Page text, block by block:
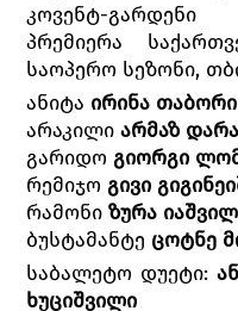
კოვენტ-გარდენი
პრემიერა
საოპერო სეზონი,
ანიტა ირინა
არაკილიარმაზ
გარიდო გიორგი
რემიჯო გივი
რამონიზურა
ბუსტამანტე ცოტნე
საბალეტო დუეტი:
ხუციშვილი